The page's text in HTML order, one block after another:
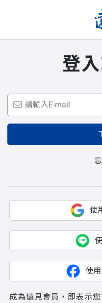
登
使
使
成為遠見會員，即表示